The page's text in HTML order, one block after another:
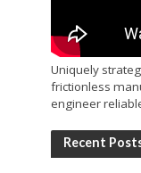
Uniquely
frictionless
engineer
Recent